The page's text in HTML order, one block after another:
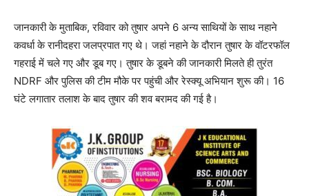
जानकारी के मुताबिक, रविवार को तुषार अपने 6 अन्य साथियों के साथ नहाने
कवर्धा के रानीदहरा जलप्रपात गए थे। जहां नहाने के दौरान तुषार के वॉटरफॉल
गहराई में चले गए और डूब गए। तुषार के डूबने की जानकारी मिलते ही तुरंत
NDRF और पुलिस की टीम मौके पर पहुंची और रेस्क्यू अभियान शुरू की। 16
घंटे लगातार तलाश के बाद तुषार की शव बरामद की गई है।